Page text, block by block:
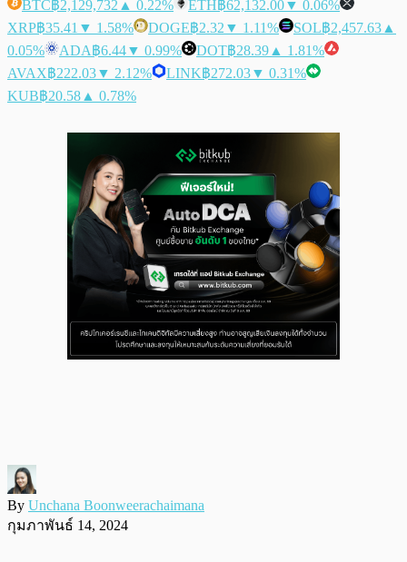
BTC฿2,129,732 ▲ 0.22% ETH฿62,132.00▼ 0.06%
XRP฿35.41 ▼ 1.58% DOGE฿2.32 ▼ 1.11% SOL฿2,457.63 ▲
0.05%
ADA฿6.44▼ 0.99% DOT฿28.39 ▲ 1.81%
AVAX฿222.03▼ 2.12% LINK฿272.03▼ 0.31%
KUB฿20.58 ▲ 0.78%
By Unchana Boonweerachaimana
กุมภาพันธ์ 14, 2024